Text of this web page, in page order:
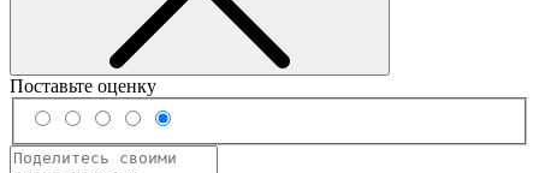
Поставьте оценку